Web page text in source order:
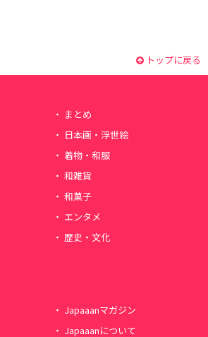
トップに戻る
まとめ
日本画・浮世絵
着物・和服
和雑貨
和菓子
エンタメ
歴史・文化
Japaaanマガジン
Japaaanについて